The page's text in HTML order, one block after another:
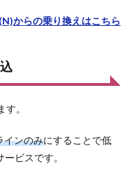
からの乗り換えはこちら
。
インのみにすることで低
ビスです。